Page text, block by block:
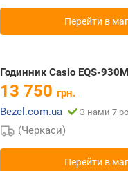
Перейти в
Годинник Casio EQS-
13 750 грн.
Bezel.com.ua
З нами 7
(Черкаси)
Перейти в